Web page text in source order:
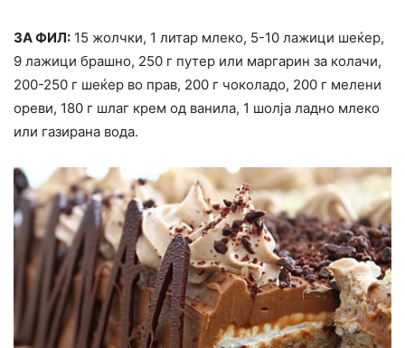
ЗА ФИЛ: 15 жолчки, 1 литар млеко, 5-10 лажици шеќер,
9 лажици брашно, 250 г путер или маргарин за колачи,
200-250 г шеќер во прав, 200 г чоколадо, 200 г мелени
ореви, 180 г шлаг крем од ванила, 1 шолја ладно млеко
или газирана вода.